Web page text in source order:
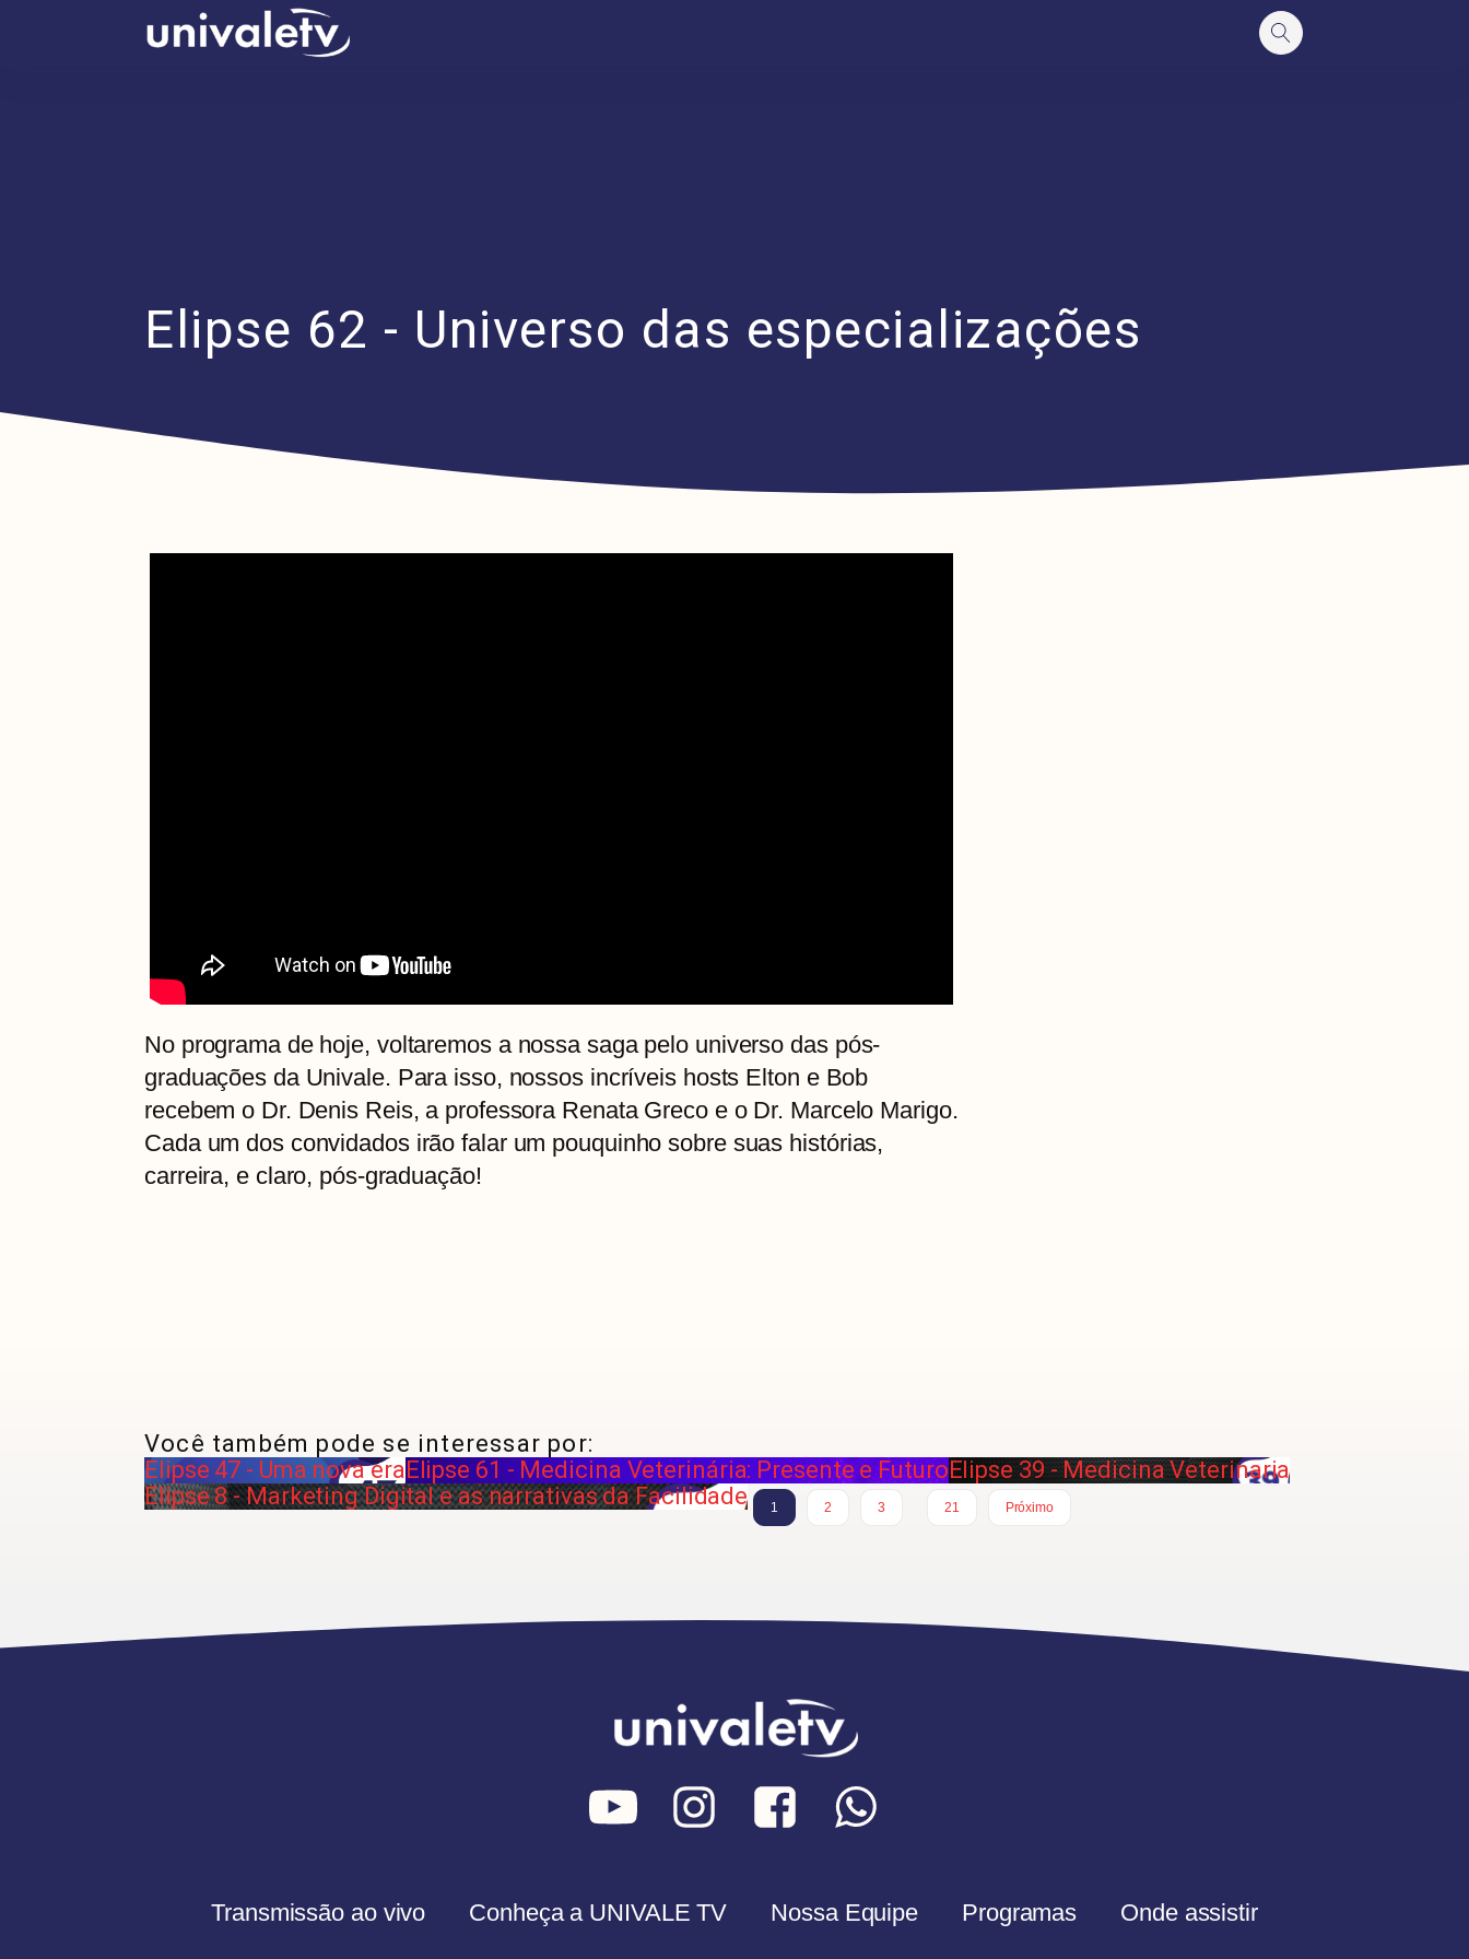
Elipse 62 - Universo das especializações
No programa de hoje, voltaremos a nossa saga pelo universo das pós-
graduações da Univale. Para isso, nossos incríveis hosts Elton e Bob
recebem o Dr. Denis Reis, a professora Renata Greco e o Dr. Marcelo Marigo.
Cada um dos convidados irão falar um pouquinho sobre suas histórias,
carreira, e claro, pós-graduação!
Você também pode se interessar por:
Elipse 47 - Uma nova era Elipse 61 - Medicina Veterinária: Presente e Futuro Elipse 39 - Medicina Veterinaria
Elipse 8 - Marketing Digital e as narrativas da Facilidade
1 2 3
21
Próximo
Transmissão ao vivo Conheça a UNIVALE TV Nossa Equipe Programas Onde assistir